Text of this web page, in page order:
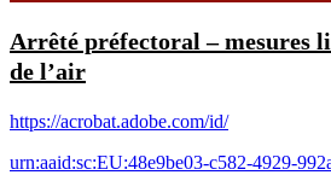
Arrêté préfectoral – mesures
de l’air
https://acrobat.adobe.com/id/
urn:aaid:sc:EU:48e9be03-c582-4929-